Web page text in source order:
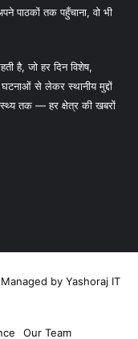
पाठकों तक पहुँचाना, वो भी
है, जो हर दिन विशेष,
से लेकर स्थानीय मुद्दों
तक — हर क्षेत्र की खबरों
by Yashoraj IT
Our Team